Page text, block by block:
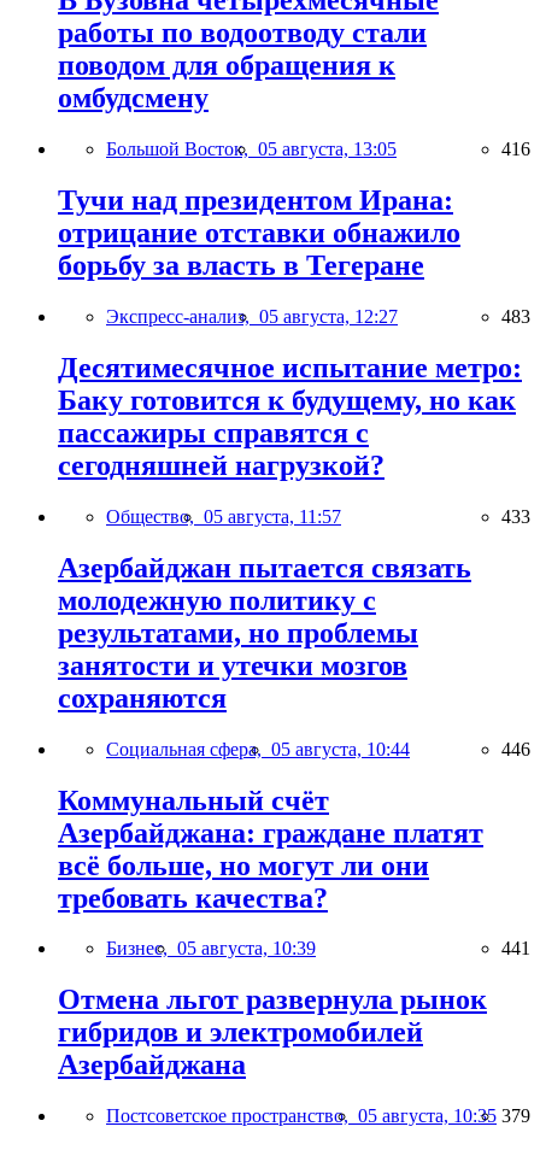
работы по водоотводу стали
поводом для обращения к
омбудсмену
Большой Восток, 05 августа, 13:05 416
Тучи над президентом Ирана:
отрицание отставки обнажило
борьбу за власть в Тегеране
Экспресс-анализ, 05 августа, 12:27 483
Десятимесячное испытание метро:
Баку готовится к будущему, но как
пассажиры справятся с
сегодняшней нагрузкой?
Общество, 05 августа, 11:57 433
Азербайджан пытается связать
молодежную политику с
результатами, но проблемы
занятости и утечки мозгов
сохраняются
Социальная сфера, 05 августа, 10:44 446
Коммунальный счёт
Азербайджана: граждане платят
всё больше, но могут ли они
требовать качества?
Бизнес, 05 августа, 10:39 441
Отмена льгот развернула рынок
гибридов и электромобилей
Азербайджана
Постсоветское пространство, 05 августа, 10:35 379